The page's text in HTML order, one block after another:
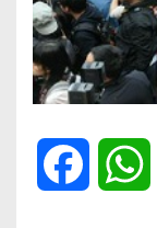
Facebook